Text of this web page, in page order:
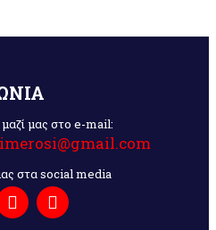
μας στο e-mail:
στα social media